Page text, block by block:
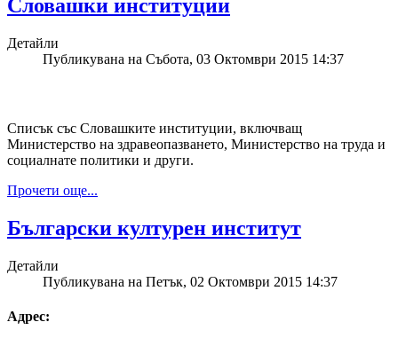
Словашки институции
Детайли
Публикувана на Събота, 03 Октомври 2015 14:37
Списък със Словашките институции, включващ
Министерство на здравеопазването, Министерство на труда и
социалнате политики и други.
Прочети още...
Български културен институт
Детайли
Публикувана на Петък, 02 Октомври 2015 14:37
Адрес: